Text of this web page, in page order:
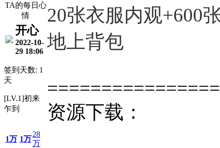
TA的每日心
情
开心
2022-10-
29 18:06
签到天数: 1
天
[LV.1]初来
乍到
1万 1万
28
万
20张衣服内观+600
地上背包
资源下载：